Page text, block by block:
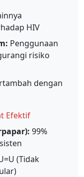
HIV
Penggunaan
risiko
dengan
Efektif
99%
(Tidak